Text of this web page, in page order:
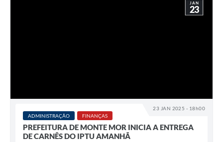
23 JAN 2025 - 18h00
JAN
23
ADMINISTRAÇÃO FINANÇAS
PREFEITURA DE MONTE MOR INICIA A ENTREGA
DE CARNÊS DO IPTU AMANHÃ